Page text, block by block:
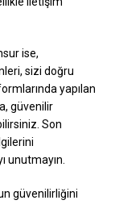
ise,
sizi doğru
yapılan
güvenilir
Son
unutmayın.
güvenilirliğini